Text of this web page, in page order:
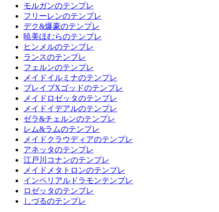
モルガンのテンプレ
フリーレンのテンプレ
デク&爆豪のテンプレ
暁美ほむらのテンプレ
ヒンメルのテンプレ
ランスのテンプレ
フェルンのテンプレ
メイドイルミナのテンプレ
ブレイブXゴッドのテンプレ
メイドロゼッタのテンプレ
メイドイデアルのテンプレ
ゼラ&チェルンのテンプレ
レム&ラムのテンプレ
メイドクラウディアのテンプレ
アネッタのテンプレ
江戸川コナンのテンプレ
メイドメタトロンのテンプレ
インペリアルドラモンテンプレ
ロゼッタのテンプレ
しづるのテンプレ